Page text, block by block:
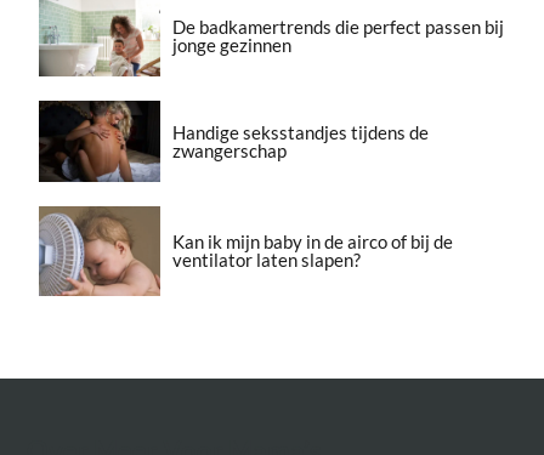
De badkamertrends die perfect passen bij
jonge gezinnen
Handige seksstandjes tijdens de
zwangerschap
Kan ik mijn baby in de airco of bij de
ventilator laten slapen?